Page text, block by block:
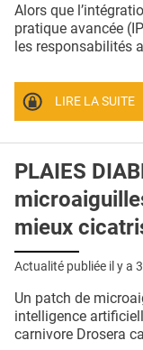
QUI SOMMES-NOUS ?
CONDITIONS GÉNÉRALES
CRÉDITS
Alors que
pratique avancée
les responsabilités
LIRE LA SUITE
PLAIES
mieux
Actualité publiée il y a
Un patch de
intelligence
carnivore Drosera